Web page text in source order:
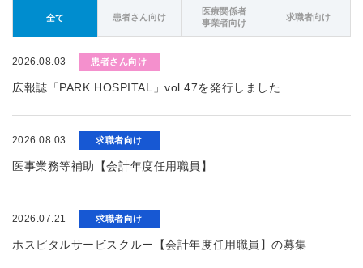
全て 患者さん向け
医療関係者
事業者向け
求職者向け
2026.08.03 患者さん向け
広報誌「PARK HOSPITAL」vol.47を発行しました
2026.08.03 求職者向け
医事業務等補助【会計年度任用職員】
2026.07.21 求職者向け
ホスピタルサービスクルー【会計年度任用職員】の募集